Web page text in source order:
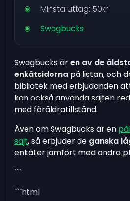
Minsta uttag: 50kr
Swagbucks
Swagbucks ären av de
enkätsidorna på listan, och
bibliotek med erbjudanden
kan också använda sajten
med föräldratillstånd.
Även om Swagbucks är en
sajt, så erbjuder de ganska
enkäter jämfört med andra
```
```html